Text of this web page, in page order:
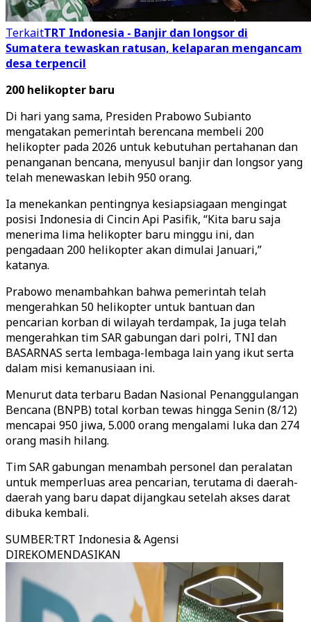
TerkaitTRT Indonesia - Banjir dan longsor di
Sumatera tewaskan ratusan, kelaparan mengancam
desa terpencil
200 helikopter baru
Di hari yang sama, Presiden Prabowo Subianto
mengatakan pemerintah berencana membeli 200
helikopter pada 2026 untuk kebutuhan pertahanan dan
penanganan bencana, menyusul banjir dan longsor yang
telah menewaskan lebih 950 orang.
Ia menekankan pentingnya kesiapsiagaan mengingat
posisi Indonesia di Cincin Api Pasifik, “Kita baru saja
menerima lima helikopter baru minggu ini, dan
pengadaan 200 helikopter akan dimulai Januari,”
katanya.
Prabowo menambahkan bahwa pemerintah telah
mengerahkan 50 helikopter untuk bantuan dan
pencarian korban di wilayah terdampak, Ia juga telah
mengerahkan tim SAR gabungan dari polri, TNI dan
BASARNAS serta lembaga-lembaga lain yang ikut serta
dalam misi kemanusiaan ini.
Menurut data terbaru Badan Nasional Penanggulangan
Bencana (BNPB) total korban tewas hingga Senin (8/12)
mencapai 950 jiwa, 5.000 orang mengalami luka dan 274
orang masih hilang.
Tim SAR gabungan menambah personel dan peralatan
untuk memperluas area pencarian, terutama di daerah-
daerah yang baru dapat dijangkau setelah akses darat
dibuka kembali.
SUMBER:TRT Indonesia & Agensi
DIREKOMENDASIKAN